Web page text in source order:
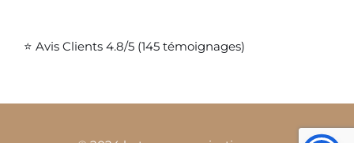
⭐ Avis Clients 4.8/5 (145 témoignages)